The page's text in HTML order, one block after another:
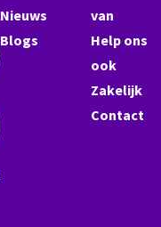
Nieuws
Blogs
van
Help ons
ook
Zakelijk
Contact